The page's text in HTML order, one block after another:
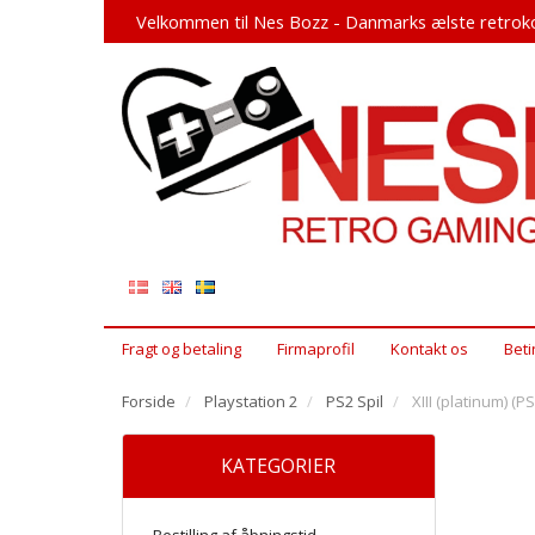
Velkommen til Nes Bozz - Danmarks ælste
Fragt og betaling Firmaprofil Kontakt os
Forside Playstation 2 PS2 Spil XIII (platinum)
KATEGORIER